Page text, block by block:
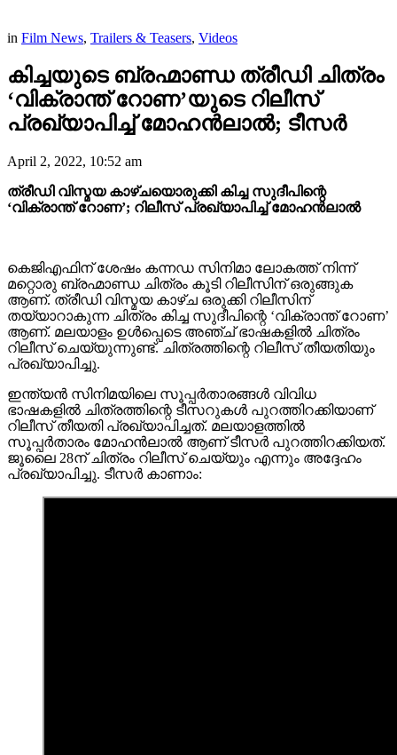
in Film News, Trailers & Teasers, Videos
കിച്ചയുടെ ബ്രഹ്മാണ്ഡ ത്രീഡി ചിത്രം
‘വിക്രാന്ത് റോണ’യുടെ റിലീസ്
പ്രഖ്യാപിച്ച് മോഹൻലാൽ; ടീസര്‍
April 2, 2022, 10:52 am
ത്രീഡി വിസ്മയ കാഴ്ചയൊരുക്കി കിച്ച സുദീപിന്റെ
‘വിക്രാന്ത് റോണ’; റിലീസ് പ്രഖ്യാപിച്ച് മോഹൻലാൽ
കെജിഎഫിന് ശേഷം കന്നഡ സിനിമാ ലോകത്ത് നിന്ന്
മറ്റൊരു ബ്രഹ്മാണ്ഡ ചിത്രം കൂടി റിലീസിന് ഒരുങ്ങുക
ആണ്. ത്രീഡി വിസ്മയ കാഴ്ച ഒരുക്കി റിലീസിന്
തയ്യാറാകുന്ന ചിത്രം കിച്ച സുദീപിന്റെ ‘വിക്രാന്ത് റോണ’
ആണ്. മലയാളം ഉൾപ്പെടെ അഞ്ച് ഭാഷകളിൽ ചിത്രം
റിലീസ് ചെയ്യുന്നുണ്ട്. ചിത്രത്തിന്റെ റിലീസ് തീയതിയും
പ്രഖ്യാപിച്ചു.
ഇന്ത്യൻ സിനിമയിലെ സൂപ്പർതാരങ്ങൾ വിവിധ
ഭാഷകളിൽ ചിത്രത്തിന്റെ ടീസറുകൾ പുറത്തിറക്കിയാണ്
റിലീസ് തീയതി പ്രഖ്യാപിച്ചത്. മലയാളത്തിൽ
സൂപ്പർതാരം മോഹൻലാൽ ആണ് ടീസർ പുറത്തിറക്കിയത്.
ജൂലൈ 28ന് ചിത്രം റിലീസ് ചെയ്യും എന്നും അദ്ദേഹം
പ്രഖ്യാപിച്ചു. ടീസർ കാണാം: